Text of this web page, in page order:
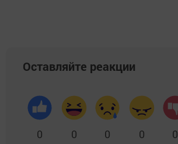
Оставляйте реакции
0 0 0 0 0